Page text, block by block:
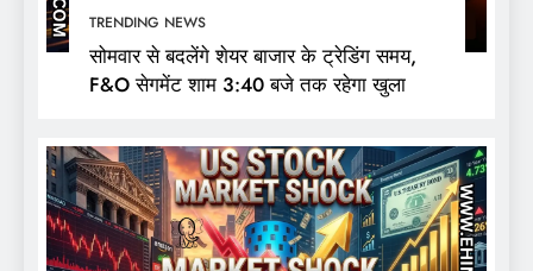
TRENDING NEWS
सोमवार से बदलेंगे शेयर बाजार के ट्रेडिंग समय,
F&O सेगमेंट शाम 3:40 बजे तक रहेगा खुला